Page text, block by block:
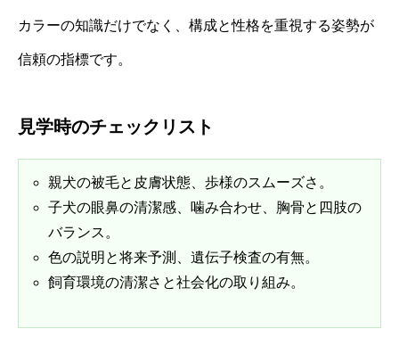
カラーの知識だけでなく、構成と性格を重視する姿勢が
信頼の指標です。
見学時のチェックリスト
親犬の被毛と皮膚状態、歩様のスムーズさ。
子犬の眼鼻の清潔感、噛み合わせ、胸骨と四肢の
バランス。
色の説明と将来予測、遺伝子検査の有無。
飼育環境の清潔さと社会化の取り組み。